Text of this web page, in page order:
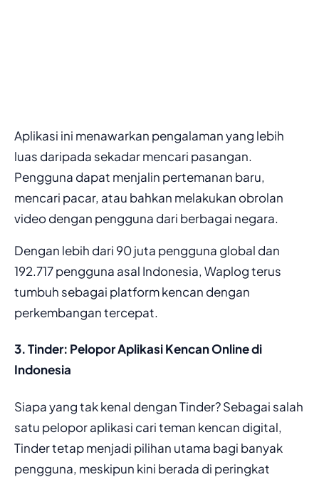
Aplikasi ini menawarkan pengalaman yang lebih
luas daripada sekadar mencari pasangan.
Pengguna dapat menjalin pertemanan baru,
mencari pacar, atau bahkan melakukan obrolan
video dengan pengguna dari berbagai negara.
Dengan lebih dari 90 juta pengguna global dan
192.717 pengguna asal Indonesia, Waplog terus
tumbuh sebagai platform kencan dengan
perkembangan tercepat.
3. Tinder: Pelopor Aplikasi Kencan Online di
Indonesia
Siapa yang tak kenal dengan Tinder? Sebagai salah
satu pelopor aplikasi cari teman kencan digital,
Tinder tetap menjadi pilihan utama bagi banyak
pengguna, meskipun kini berada di peringkat